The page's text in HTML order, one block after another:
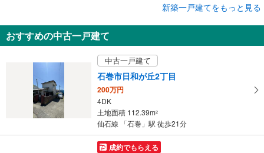
石巻市湊東3丁目
4LDK
土地面積 190.76m2
仙石線 「石巻」駅 徒歩42分
新築一戸建てをもっと見る
おすすめの中古一戸建て
中古一戸建て
石巻市日和が丘2丁目
200万円
4DK
土地面積 112.39m2
仙石線 「石巻」駅 徒歩21分
成約でもらえる